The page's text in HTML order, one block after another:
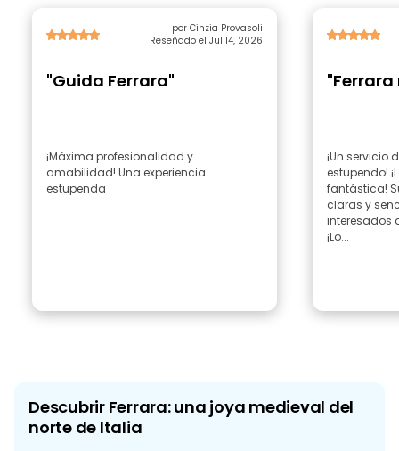
por Cinzia Provasoli
Reseñado el Jul 14, 2026
"Guida Ferrara"
¡Máxima profesionalidad y
amabilidad! Una experiencia
estupenda
¡Un servicio
estupendo!
fantástica!
claras y
interesados
¡Lo...
Descubrir Ferrara: una joya medieval del
norte de Italia